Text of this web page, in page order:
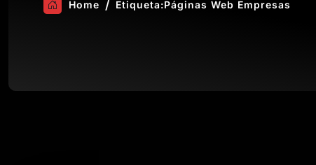
Home Etiqueta:Páginas Web Empresas